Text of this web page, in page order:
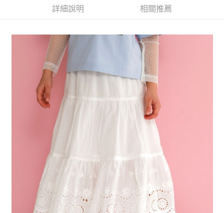
3.實際核准額度、可分期數及費用金額請依後續交易確認頁面所載為準。
4.訂單成立30分鐘內，如未前往確認交易或遇審核未通過，訂單將自動取
【繳款方式說明】
1.分期款項不併入電信帳單，「大哥付你分期」於每月結算日後寄送繳費提
2.透過簡訊連結打開帳單後，可選擇「超商條碼／台灣大直營門市／銀行轉
帳／街口支付／iPASS MONEY」等通路繳費。
【注意事項】
1.本服務係由「台灣大哥大股份有限公司」（以下簡稱本公司）所提供，讓
用戶於交易時，得透過本服務購買商品或服務，並由商店將買賣／分期付款
買賣價金債權讓與本公司後，依約使用本公司帳單繳交帳款。
2.基於同意付款使用「大哥付你分期」之契約關係目的，商店將以您的個人
資料（包含姓名、電話或地址）提供予台灣大哥大進項蒐集、處理及利用，
由本公司與您本人進行分期帳單所需資料之確認、核對及更正。
3.完整用戶服務條款，請詳閱以下連結：
https://oppay.tw/userRule
３．安心：先確認商品／服務後，再付款。
【「AFTEE先享後付」結帳流程】
１．於結帳方式選擇「AFTEE先享後付」後，將跳轉至「AFTEE先享後付」
結帳頁面，進行簡訊認證並確認金額後，即可完成結帳。
２．訂單成立數日內，您將收到繳費通知簡訊。
３．收到繳費通知簡訊後14天內，點擊此簡訊中的連結，可透過四大超商／
ATM／網路銀行／等多元方式進行付款，方視為交易完成。
※ 請注意：結帳手續完成當下不需立刻繳費，但若您需要取消訂單，請聯絡
購買商品的店家。未經商家同意取消之訂單仍視為有效，需透過AFTEE先享
後付繳納相關費用。
※ 交易是否成功請以「AFTEE先享後付 」之結帳頁面顯示為準，若有關於
是否繳費成功／繳費後需取消欲退款等相關疑問，請聯繫「AFTEE先享後付
客戶支援中心」 https://netprotections.freshdesk.com/support/home
【注意事項】
１．透過由恩沛科技股份有限公司提供之「AFTEE先享後付」服務完成之交
易，需依本服務之必要範圍內提供個人資料，並將交易相關給付款項請求債
權轉讓予恩沛科技股份有限公司。
２．關於個人資料處理事宜，請瀏覽以下網址：
https://aftee.tw/terms/#terms3
每筆NT$80，滿NT$888(含以上)免運費
付款後 全家取貨
每筆NT$80，滿NT$888(含以上)免運費
7-11 取貨付款
每筆NT$80，滿NT$1,500(含以上)免運費
付款後 7-11取貨
每筆NT$80，滿NT$1,500(含以上)免運費
每筆NT$80，滿NT$1,500(含以上)免運費
詳細說明 相關推薦